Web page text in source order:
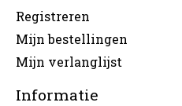
Registreren
Mijn bestellingen
Mijn verlanglijst
Informatie